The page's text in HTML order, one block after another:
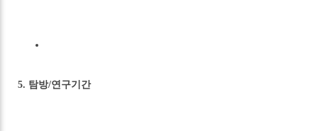
5. 탐방/연구기간